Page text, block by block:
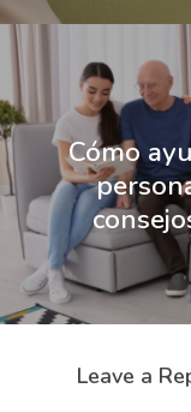
Cómo
Leave a